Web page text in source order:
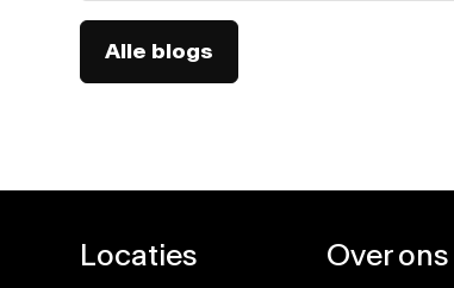
Alle blogs
Locaties Over ons